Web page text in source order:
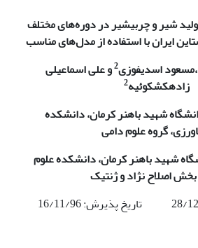
شیر و چربیشیر در دوره‌های مختلف
ایران با استفاده از مدل‌های مناسب
،مسعود اسدیفوزی2و علی اسماعیلی
زادهکشکوئیه2
شهید باهنر کرمان، داﻧﺸﻜﺪه
گروه علوم دامی
شهید باهنر کرمان، دانشکده علوم
اصلاح نژاد و ژنتیک